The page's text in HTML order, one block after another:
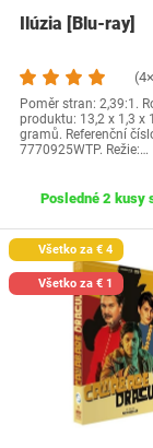
Ilúzia [Blu-ray]
Poměr stran: 2,39:1.
produktu: 13,2 x 1,3 x
gramů. Referenční
7770925WTP. Režie:…
Posledné 2 kusy
Všetko za € 4
Všetko za € 1